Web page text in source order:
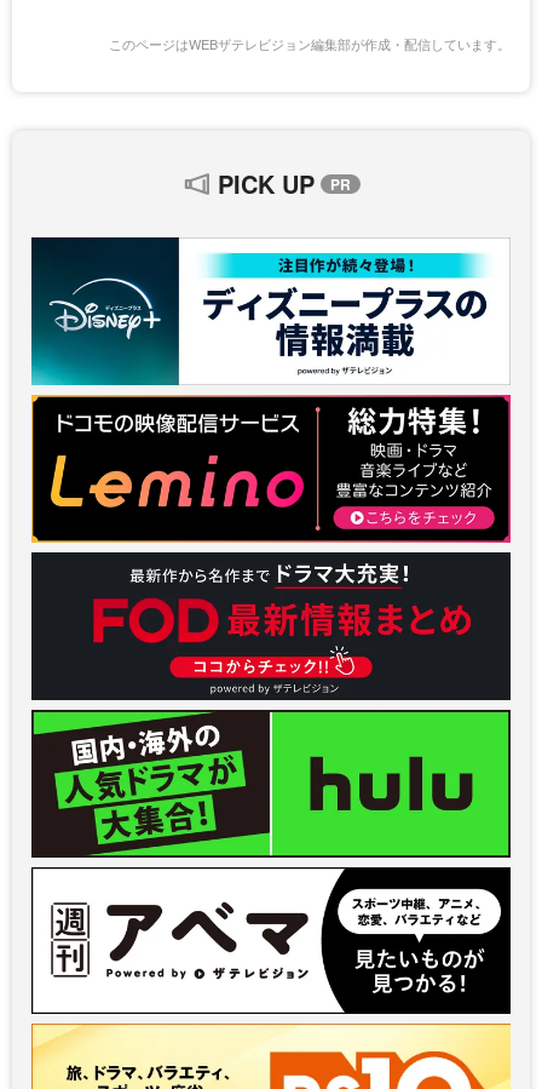
このページはWEBザテレビジョン編集部が作成・配信しています。
PICK UP